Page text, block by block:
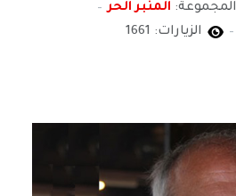
المجموعة: المنبر الحر
الزيارات: 1661